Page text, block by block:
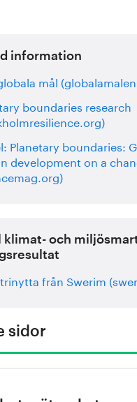
information
mål
boundaries research
Planetary boundaries:
development on a
klimat- och
från Swerim
sidor